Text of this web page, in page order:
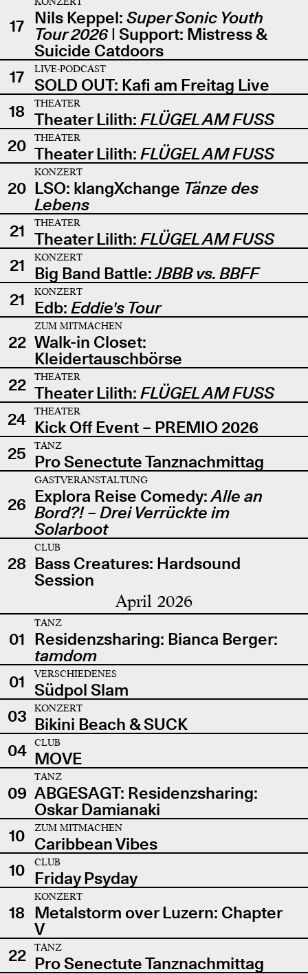
17 Nils Keppel: Super Sonic Youth
Tour 2026| Support: Mistress &
Suicide Catdoors
17
LIVE-PODCAST
SOLD OUT: Kafi am Freitag Live
18
THEATER
Theater Lilith: FLÜGEL AM FUSS
20
THEATER
Theater Lilith: FLÜGEL AM FUSS
20
KONZERT
LSO: klangXchange Tänze des
Lebens
21
THEATER
Theater Lilith: FLÜGEL AM FUSS
21
KONZERT
Big Band Battle:JBBB vs. BBFF
21
KONZERT
Edb: Eddie's Tour
22
ZUM MITMACHEN
Walk-in Closet:
Kleidertauschbörse
22
THEATER
Theater Lilith: FLÜGEL AM FUSS
24
THEATER
Kick Off Event – PREMIO 2026
25
TANZ
Pro Senectute Tanznachmittag
26
GASTVERANSTALTUNG
Explora Reise Comedy:Alle an
Bord?! – Drei Verrückte im
Solarboot
28
CLUB
Bass Creatures: Hardsound
Session
April 2026
01
TANZ
Residenzsharing: Bianca Berger:
tamdom
01
VERSCHIEDENES
Südpol Slam
03
KONZERT
Bikini Beach & SUCK
04
CLUB
MOVE
09
TANZ
ABGESAGT: Residenzsharing:
Oskar Damianaki
10
ZUM MITMACHEN
Caribbean Vibes
10
CLUB
Friday Psyday
18
KONZERT
Metalstorm over Luzern: Chapter
V
22
TANZ
Pro Senectute Tanznachmittag